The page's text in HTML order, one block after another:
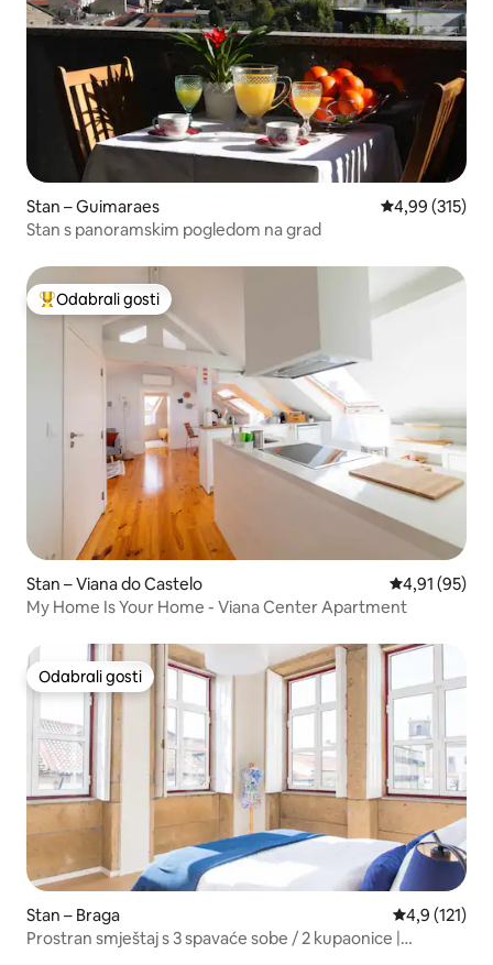
Stan – Guimaraes Prosječna
4,99 (315)
Stan s panoramskim pogledom na grad
Među najviše rangiranima s oznakom „Odabrali gosti”
Odabrali gosti
Stan – Viana do Castelo Prosječna
4,91 (95)
My Home Is Your Home - Viana Center Apartment
Odabrali gosti
Odabrali gosti
Stan – Braga Prosječna
4,9 (121)
Prostran smještaj s 3 spavaće sobe / 2 kupaonice |